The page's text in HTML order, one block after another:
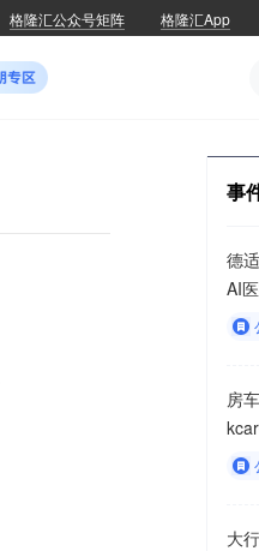
格隆汇公众号矩阵 格隆汇App
事
德
AI
房
大